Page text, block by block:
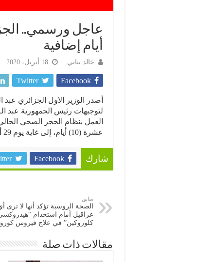
أيام إضافية
خالد بناني 18 أبريل، 2020
Facebook
Twitter
لتوجبهات رئيس الجمهورية عبد
العمل بنظام الحجر الصحي الحالي
عشرة (10) أيام، إلى غاية يوم 29 أبريل 2020.
شارك Facebook
سابق
الصحة الروسية تؤكد أنها لا ترى
عراقيل أمام استخدام
كلوروكين” في علاج فيروس
مقالات ذات صلة